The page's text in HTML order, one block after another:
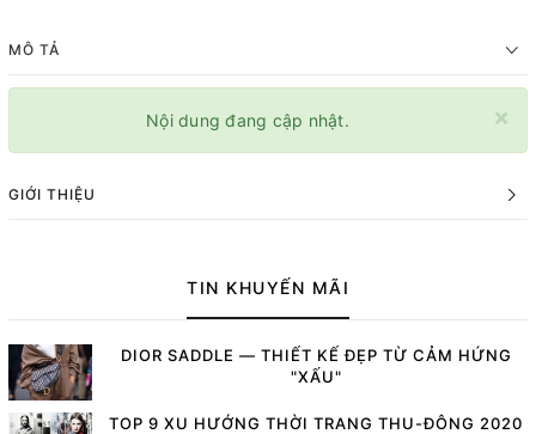
MÔ TẢ
×
Nội dung đang cập nhật.
GIỚI THIỆU
TIN KHUYẾN MÃI
DIOR SADDLE — THIẾT KẾ ĐẸP TỪ CẢM HỨNG
"XẤU"
TOP 9 XU HƯỚNG THỜI TRANG THU-ĐÔNG 2020